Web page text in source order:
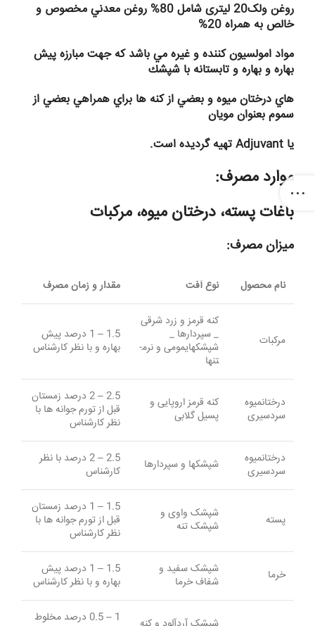
روغن ولک20 لیتری شامل 80% روغن معدني مخصوص و
خالص به همراه 20%
مواد امولسيون كننده و غيره مي باشد كه جهت مبارزه پيش
بهاره و بهاره و تابستانه با شپشك
هاي درختان ميوه و بعضي از كنه ها براي همراهي بعضي از
سموم بعنوان مويان
يا Adjuvant تهيه گرديده است.
موارد مصرف:
باغات پسته، درختان ميوه، مركبات
ميزان مصرف:
نام محصول نوع آفت مقدار و زمان مصرف
مرکبات
کنه ­قرمز و ­زرد­ شرقی
_ سپردارها _
شپشکهای­مومی و نرم­
تن­ها
1.5 – 1 درصد پیش
بهاره و با نظر کارشناس
درختان­میوه
سردسیری
کنه قرمز اروپایی و
پسیل گلابی
2.5 – 2 درصد زمستان
قبل از تورم جوانه ­ها با
نظر کارشناس
درختان­میوه
سردسیری
شپشکها و سپردارها
2.5 – 2 درصد با نظر
کارشناس
پسته
شپشک­ واوی و
شپشک تنه
1.5 – 1 درصد زمستان
قبل از تورم جوانه­ ها با
نظر کارشناس
خرما
شپشک سفید و
شفاف خرما
1.5 – 1 درصد پیش
بهاره و با نظر کارشناس
1 – 0.5 درصد مخلوط